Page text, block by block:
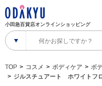
小田急百貨店オンラインショッピング
TOP コスメ ボディケア
ボ
ジルスチュアート ホワイトフ